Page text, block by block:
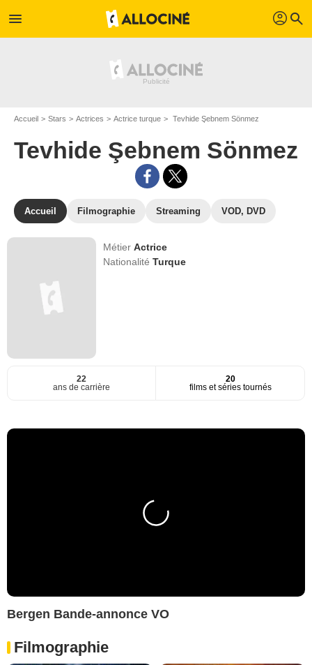
menu profil search
Accueil Stars Actrices Actrice turque Tevhide Şebnem Sönmez
Tevhide Şebnem Sönmez
Accueil Filmographie Streaming VOD, DVD
MétierActrice
NationalitéTurque
22
ans de carrière
20
films et séries tournés
Bergen Bande-annonce VO
Filmographie